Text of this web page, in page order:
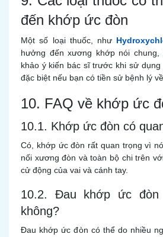
đến khớp ức đòn
Một số loại thuốc, như
hưởng đến xương khớp nói
khảo ý kiến bác sĩ trước khi sử dụng
đặc biệt nếu bạn có tiền sử bệnh lý
10. FAQ về khớp ức
10.1. Khớp ức đòn có
Có, khớp ức đòn rất quan trọng vì
nối xương đòn và toàn bộ chi trên
cử động của vai và cánh tay.
10.2. Đau khớp ức đòn
không?
Đau khớp ức đòn có thể do nhiều